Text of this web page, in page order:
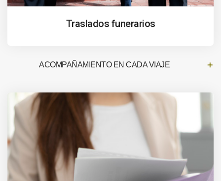
Traslados funerarios
ACOMPAÑAMIENTO EN CADA VIAJE